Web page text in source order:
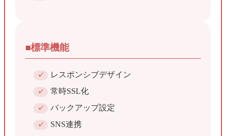
■標準機能
レスポンシブデザイン
常時SSL化
バックアップ設定
SNS連携